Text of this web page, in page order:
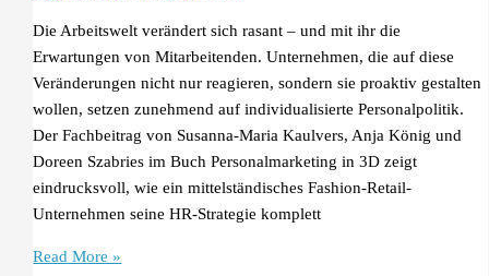
Die Arbeitswelt verändert sich rasant – und mit ihr die
Erwartungen von Mitarbeitenden. Unternehmen, die auf diese
Veränderungen nicht nur reagieren, sondern sie proaktiv gestalten
wollen, setzen zunehmend auf individualisierte Personalpolitik.
Der Fachbeitrag von Susanna-Maria Kaulvers, Anja König und
Doreen Szabries im Buch Personalmarketing in 3D zeigt
eindrucksvoll, wie ein mittelständisches Fashion-Retail-
Unternehmen seine HR-Strategie komplett
Individualisierte
Read More »